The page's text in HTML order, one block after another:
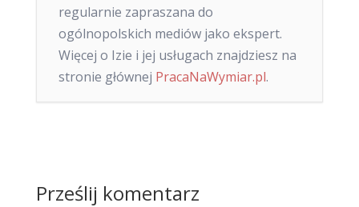
regularnie zapraszana do
ogólnopolskich mediów jako ekspert.
Więcej o Izie i jej usługach znajdziesz na
stronie głównej PracaNaWymiar.pl.
Prześlij komentarz